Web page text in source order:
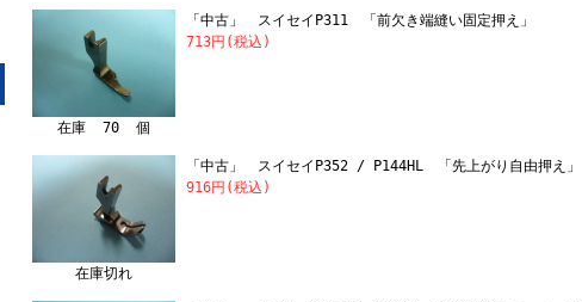
在庫 70 個
「中古」 スイセイP311 「前欠き端縫い固定押え」
713円(税込)
在庫切れ
「中古」 スイセイP352 / P144HL 「先上がり自由押え」
916円(税込)